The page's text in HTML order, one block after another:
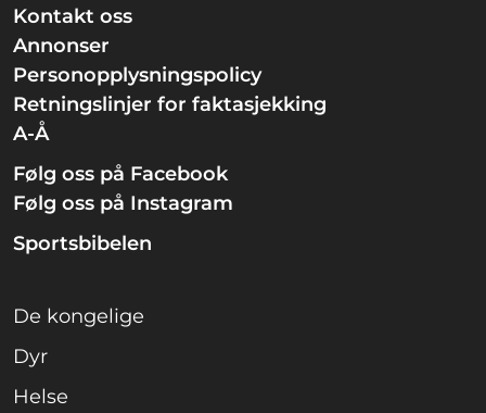
Kontakt oss
Annonser
Personopplysningspolicy
Retningslinjer for faktasjekking
A-Å
Følg oss på Facebook
Følg oss på Instagram
Sportsbibelen
De kongelige
Dyr
Helse